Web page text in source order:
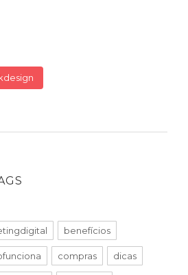
benefícios
compras dicas